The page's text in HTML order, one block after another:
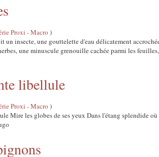
Proxi - Macro )
un insecte, une gouttelette d'eau délicatement
une minuscule grenouille cachée parmi les
libellule
Proxi - Macro )
Mire les globes de ses yeux Dans l'étang splendide